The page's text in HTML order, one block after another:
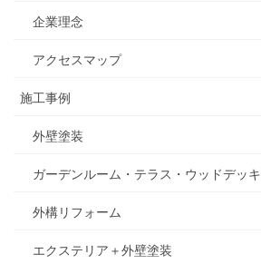
企業理念
アクセスマップ
施工事例
外壁塗装
ガーデンルーム・テラス・ウッドデッキ
外構リフォーム
エクステリア＋外壁塗装